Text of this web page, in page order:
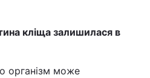
кліща залишилася в
організм може